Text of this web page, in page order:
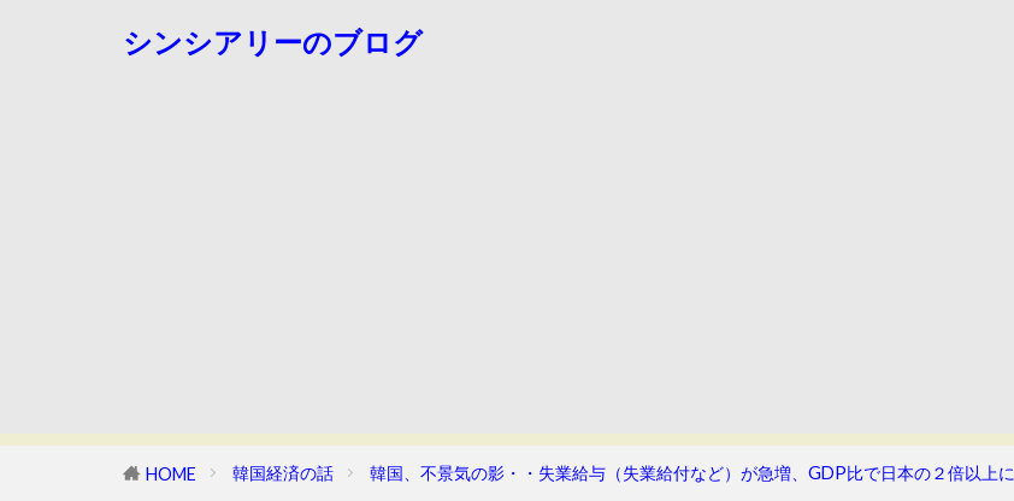
シンシアリーのブログ
HOME 韓国経済の話 韓国、不景気の影・・失業給与（失業給付など）が急増、GDP比で日本の２倍以上に